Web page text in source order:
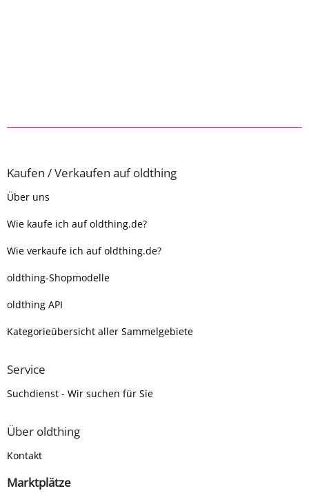
Kaufen / Verkaufen auf oldthing
Über uns
Wie kaufe ich auf oldthing.de?
Wie verkaufe ich auf oldthing.de?
oldthing-Shopmodelle
oldthing API
Kategorieübersicht aller Sammelgebiete
Service
Suchdienst - Wir suchen für Sie
Über oldthing
Kontakt
Marktplätze